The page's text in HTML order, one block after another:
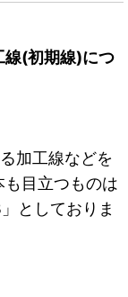
線(初期線)につ
加工線などを
目立つものは
としておりま